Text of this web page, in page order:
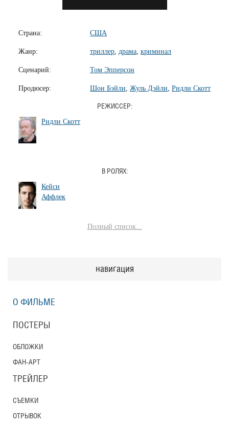
Страна: США
Жанр: триллер драма криминал
Сценарий: Том Эпперсон
Продюсер: Шон Бэйли Жуль Дэйли Ридли Скотт
РЕЖИССЕР:
Ридли Скотт
В РОЛЯХ:
Кейси
Аффлек
Полный список...
навигация
О ФИЛЬМЕ
ПОСТЕРЫ
ОБЛОЖКИ
ФАН-АРТ
ТРЕЙЛЕР
СЪЕМКИ
ОТРЫВОК